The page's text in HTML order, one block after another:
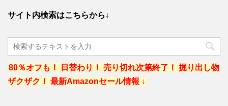
サイト内検索はこちらから↓
80％オフも！ 日替わり！ 売り切れ次第終了！ 掘り出し物
ザクザク！ 最新Amazonセール情報 ↓